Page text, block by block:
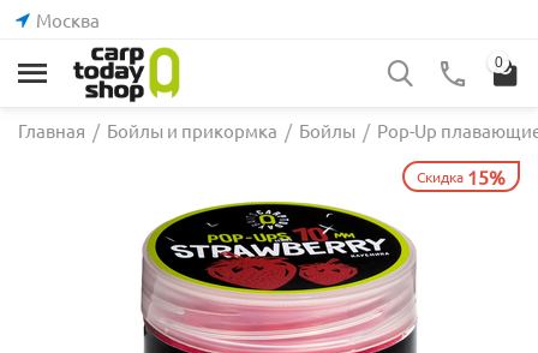
Москва
0
Главная / Бойлы и прикормка / Бойлы / Pop-Up
Скидка 15%